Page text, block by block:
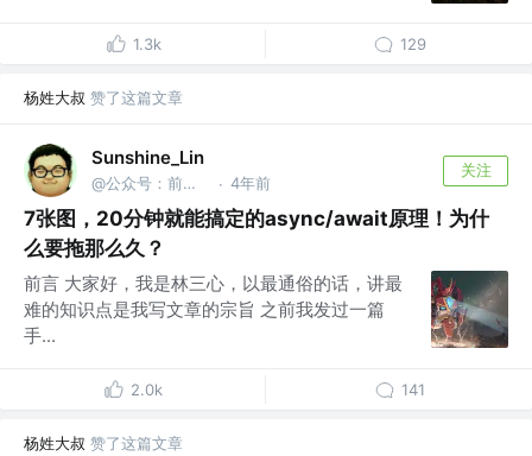
1.3k 129
杨姓大叔 赞了这篇文章
Sunshine_Lin
@公众号：前端之神 & B站：林三心的挖掘机 · 4年前
关注
7张图，20分钟就能搞定的async/await原理！为什
么要拖那么久？
前言 大家好，我是林三心，以最通俗的话，讲最
难的知识点是我写文章的宗旨 之前我发过一篇
手...
2.0k 141
杨姓大叔 赞了这篇文章